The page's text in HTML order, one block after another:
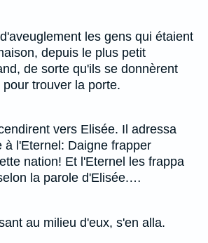
les gens qui étaient
depuis le plus petit
de sorte qu'ils se donnèrent
trouver la porte.
vers Elisée. Il adressa
à l'Eternel: Daigne frapper
nation! Et l'Eternel les frappa
la parole d'Elisée.…
au milieu d'eux, s'en alla.